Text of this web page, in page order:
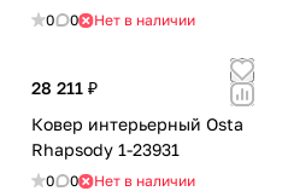
0 0 Нет в наличии
28 211 ₽
Ковер интерьерный Osta
Rhapsody 1-23931
0 0 Нет в наличии